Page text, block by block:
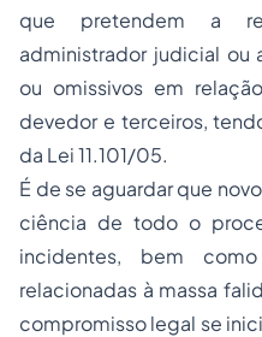
que pretendem a
administrador judicial ou
ou omissivos em
devedor e terceiros,
da Lei 11.101/05.
É de se aguardar que
ciência de todo o
incidentes, bem
relacionadas à massa
compromisso legal se